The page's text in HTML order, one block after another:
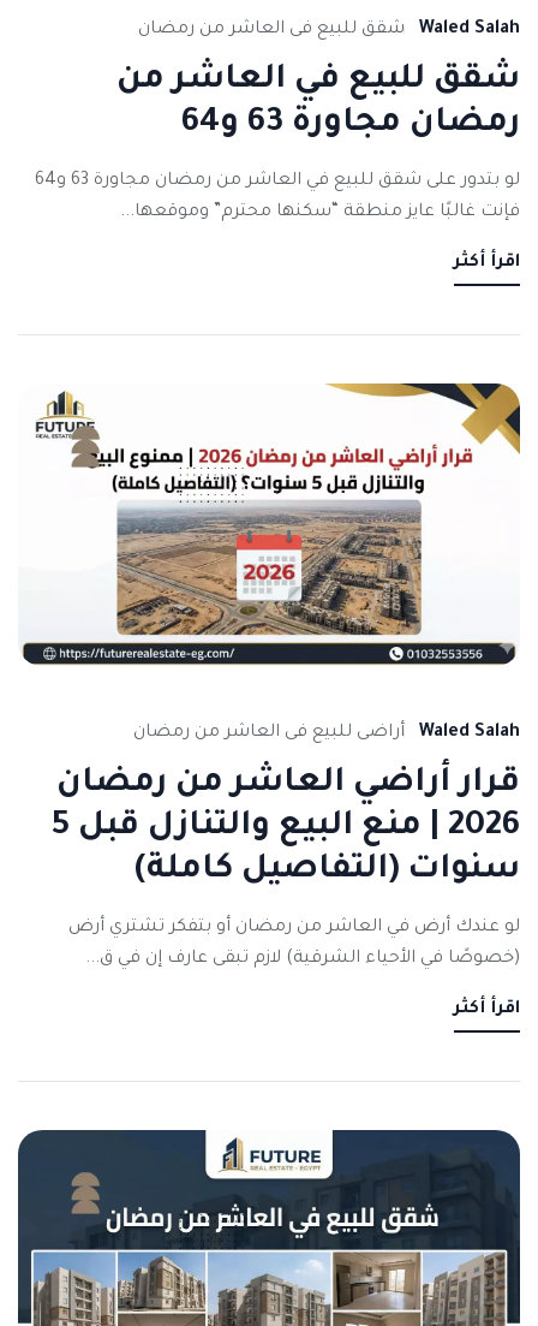
Waled Salah شقق للبيع فى العاشر من رمضان
شقق للبيع في العاشر من
رمضان مجاورة 63 و64
لو بتدور على شقق للبيع في العاشر من رمضان مجاورة 63 و64
فإنت غالبًا عايز منطقة “سكنها محترم” وموقعها...
اقرأ أكثر
Waled Salah أراضى للبيع فى العاشر من رمضان
قرار أراضي العاشر من رمضان
2026 | منع البيع والتنازل قبل 5
سنوات (التفاصيل كاملة)
لو عندك أرض في العاشر من رمضان أو بتفكر تشتري أرض
(خصوصًا في الأحياء الشرقية) لازم تبقى عارف إن في ق...
اقرأ أكثر